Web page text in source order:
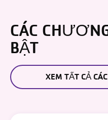
CÁC
BẬT
XEM TẤT CẢ